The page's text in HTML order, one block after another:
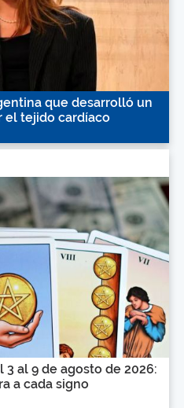
que desarrolló un
el tejido cardíaco
al 9 de agosto de 2026:
a cada signo